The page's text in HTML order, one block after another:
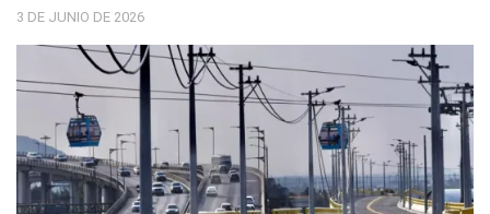
3 DE JUNIO DE 2026